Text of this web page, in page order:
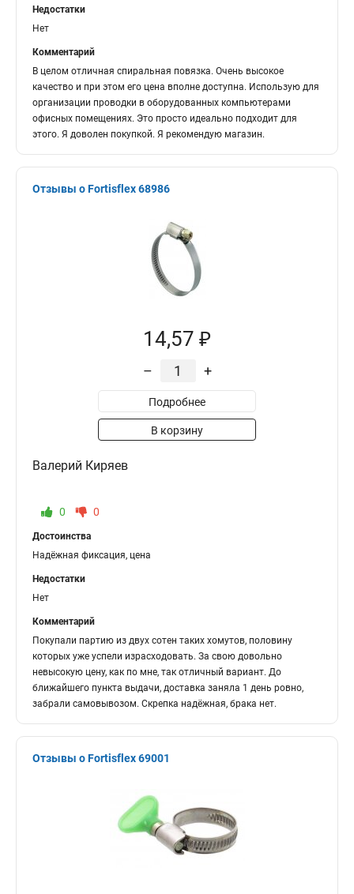
Недостатки
Нет
Комментарий
В целом отличная спиральная повязка. Очень высокое
качество и при этом его цена вполне доступна. Использую для
организации проводки в оборудованных компьютерами
офисных помещениях. Это просто идеально подходит для
этого. Я доволен покупкой. Я рекомендую магазин.
Отзывы о Fortisflex 68986
14,57 ₽
– +
Подробнее
В корзину
Валерий Киряев
0 0
Достоинства
Надёжная фиксация, цена
Недостатки
Нет
Комментарий
Покупали партию из двух сотен таких хомутов, половину
которых уже успели израсходовать. За свою довольно
невысокую цену, как по мне, так отличный вариант. До
ближайшего пункта выдачи, доставка заняла 1 день ровно,
забрали самовывозом. Скрепка надёжная, брака нет.
Отзывы о Fortisflex 69001